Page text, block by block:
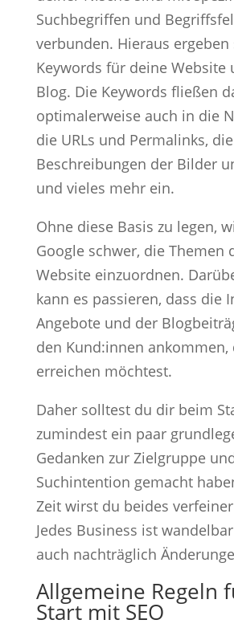
Suchbegriffen und
verbunden. Hieraus ergeben
Keywords für deine Website
Blog. Die Keywords fließen
optimalerweise auch in die
die URLs und Permalinks, die
Beschreibungen der Bilder
und vieles mehr ein.
Ohne diese Basis zu legen,
Google schwer, die Themen
Website einzuordnen.
kann es passieren, dass die
Angebote und der
den Kund:innen ankommen,
erreichen möchtest.
Daher solltest du dir beim
zumindest ein paar
Gedanken zur Zielgruppe
Suchintention gemacht
Zeit wirst du beides
Jedes Business ist
auch nachträglich
Allgemeine Regeln
Start mit SEO